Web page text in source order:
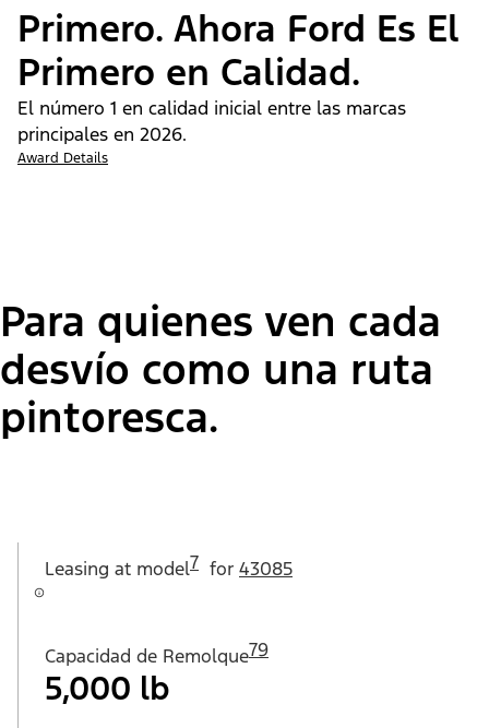
Primero. Ahora Ford Es El
Primero en Calidad.
El número 1 en calidad inicial entre las marcas
principales en 2026.
Award Details
Para quienes ven cada
desvío como una ruta
pintoresca.
Leasing at model7 for 43085
Capacidad de Remolque79
5,000 lb